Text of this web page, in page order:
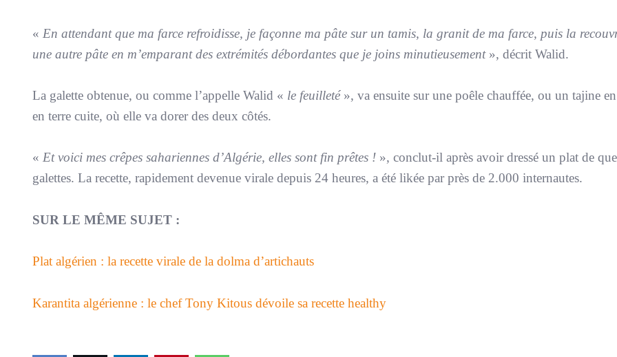
« En attendant que ma farce refroidisse, je façonne ma pâte sur un tamis, la granit de ma farce, puis la
une autre pâte en m’emparant des extrémités débordantes que je joins minutieusement», décrit Walid.
La galette obtenue, ou comme l’appelle Walid « le feuilleté», va ensuite sur une poêle chauffée, ou un tajine
en terre cuite, où elle va dorer des deux côtés.
« Et voici mes crêpes sahariennes d’Algérie, elles sont fin prêtes ! », conclut-il après avoir dressé un plat de
galettes. La recette, rapidement devenue virale depuis 24 heures, a été likée par près de 2.000 internautes.
SUR LE MÊME SUJET :
Plat algérien : la recette virale de la dolma d’artichauts
Karantita algérienne : le chef Tony Kitous dévoile sa recette healthy